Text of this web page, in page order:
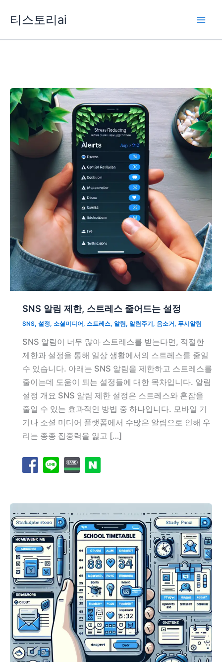
티스토리ai
SNS 알림 제한, 스트레스 줄어드는 설정
SNS, 설정, 소셜미디어 , 스트레스, 알림 , 알림주기 , 음소거 , 푸시알림
SNS 알림이 너무 많아 스트레스를 받는다면, 적절한
제한과 설정을 통해 일상 생활에서의 스트레스를 줄일
수 있습니다. 아래는 SNS 알림을 제한하고 스트레스를
줄이는데 도움이 되는 설정들에 대한 목차입니다. 알림
설정 개요 SNS 알림 제한 설정은 스트레스와 혼잡을
줄일 수 있는 효과적인 방법 중 하나입니다. 모바일 기
기나 소셜 미디어 플랫폼에서 수많은 알림으로 인해 우
리는 종종 집중력을 잃고 […]